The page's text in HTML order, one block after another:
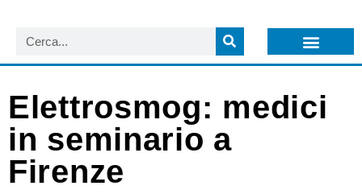
Elettrosmog: medici
in seminario a
Firenze